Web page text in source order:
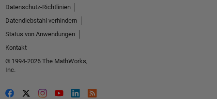
Datenschutz-Richtlinien
Datendiebstahl verhindern
Status von Anwendungen
Kontakt
© 1994-2026 The MathWorks,
Inc.